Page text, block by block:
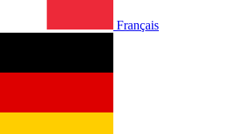
Français